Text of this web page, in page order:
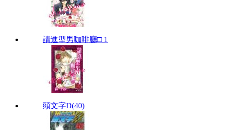
請進型男咖啡廳□ 1
頭文字D(40)